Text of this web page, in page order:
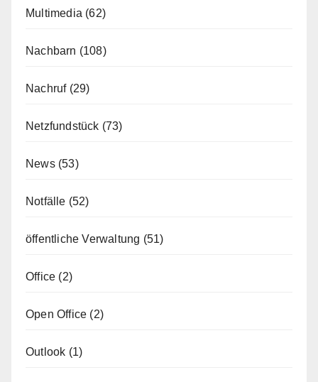
Multimedia (62)
Nachbarn (108)
Nachruf(29)
Netzfundstück (73)
News(53)
Notfälle (52)
öffentliche Verwaltung (51)
Office (2)
Open Office (2)
Outlook (1)